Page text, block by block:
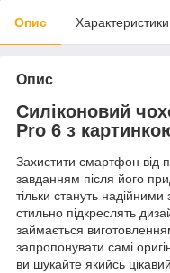
Опис Характеристики
Опис
Силіконовий
Pro 6 з
Захистити смартфон від
завданням після його
тільки стануть
стильно підкреслять
займається
запропонувати самі
ви шукайте якийсь